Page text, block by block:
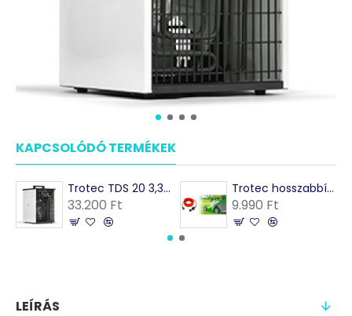
KAPCSOLÓDÓ TERMÉKEK
Trotec TDS 20 3,3 kW Elektromos hősugárzó, hőlégbefúvó
33.200 Ft
Trotec hosszabbítókábel 230V (16A)
9.990 Ft
LEÍRÁS